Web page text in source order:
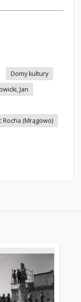
Domy kultury
Jan
Rocha (Mrągowo)